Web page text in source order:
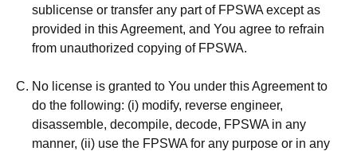
sublicense or transfer any part of FPSWA except as
provided in this Agreement, and You agree to refrain
from unauthorized copying of FPSWA.
No license is granted to You under this Agreement to
do the following: (i) modify, reverse engineer,
disassemble, decompile, decode, FPSWA in any
manner, (ii) use the FPSWA for any purpose or in any